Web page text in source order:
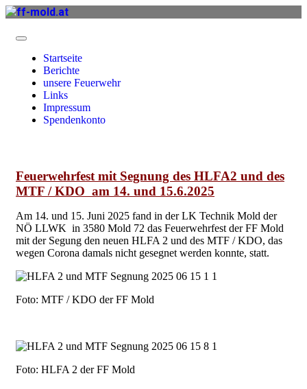
Startseite
Berichte
unsere Feuerwehr
Links
Impressum
Spendenkonto
Feuerwehrfest mit Segnung des HLFA2 und des
MTF / KDO am 14. und 15.6.2025
Am 14. und 15. Juni 2025 fand in der LK Technik Mold der
NÖ LLWK in 3580 Mold 72 das Feuerwehrfest der FF Mold
mit der Segung den neuen HLFA 2 und des MTF / KDO, das
wegen Corona damals nicht gesegnet werden konnte, statt.
Foto: MTF / KDO der FF Mold
Foto: HLFA 2 der FF Mold